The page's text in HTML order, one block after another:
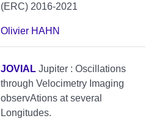
(ERC) 2016-2021
Olivier HAHN
JOVIAL Jupiter : Oscillations
through Velocimetry Imaging
observAtions at several
Longitudes.